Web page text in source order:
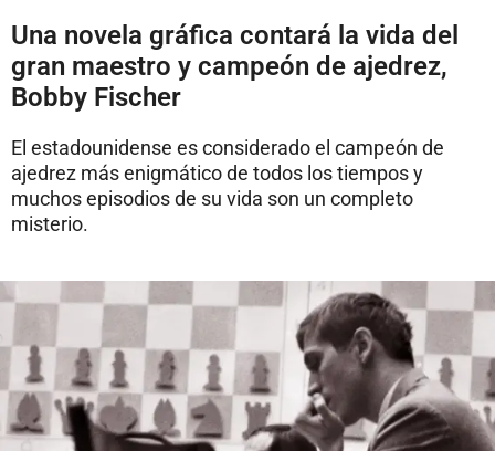
Una novela gráfica contará la vida del
gran maestro y campeón de ajedrez,
Bobby Fischer
El estadounidense es considerado el campeón de
ajedrez más enigmático de todos los tiempos y
muchos episodios de su vida son un completo
misterio.